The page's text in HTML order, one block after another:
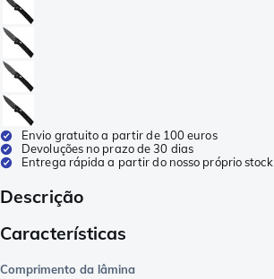
Envio gratuito a partir de 100 euros
Devoluções no prazo de 30 dias
Entrega rápida a partir do nosso próprio stock
Descrição
Características
Comprimento da lâmina